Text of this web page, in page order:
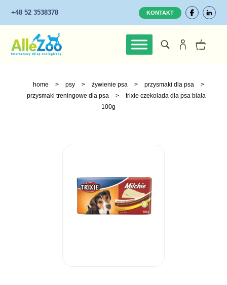
+48 52 3538378 KONTAKT
home > psy > żywienie psa > przysmaki dla psa
>
przysmaki treningowe dla psa
>
trixie czekolada dla psa biała
100g